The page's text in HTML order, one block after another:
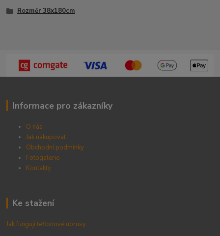
Rozměr 38x180cm
Informace pro zákazníky
O nás
Jak nakupovat
Obchodní podmínky
Fotogalerie
Kontakty
Ke stažení
Jak fungují teflonové ubrusy